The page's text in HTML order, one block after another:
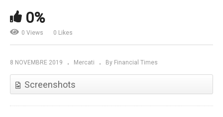
I perché del rialzo dei mercati | Kairos Partners SGR
0%
0 Views 0 Likes
8 NOVEMBRE 2019 Mercati By Financial Times
Screenshots